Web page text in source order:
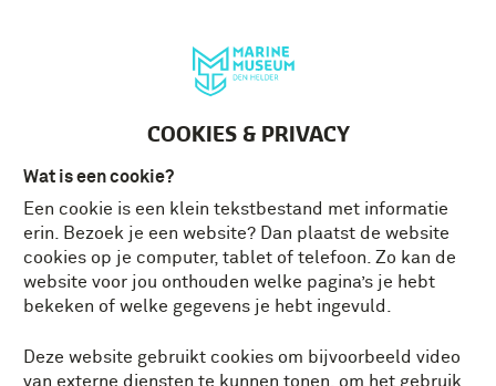
COOKIES & PRIVACY
Wat is een cookie?
Een cookie is een klein tekstbestand met informatie
erin. Bezoek je een website? Dan plaatst de website
cookies op je computer, tablet of telefoon. Zo kan de
website voor jou onthouden welke pagina’s je hebt
bekeken of welke gegevens je hebt ingevuld.
Deze website gebruikt cookies om bijvoorbeeld video
van externe diensten te kunnen tonen, om het gebruik
Actualiteit Conservator vertelt
Herdenken Historische momenten
In het museum Leven aan boord
Op het terrein Tweede Wereldoorlog
Veteraan vertelt Vrijwilliger vertelt